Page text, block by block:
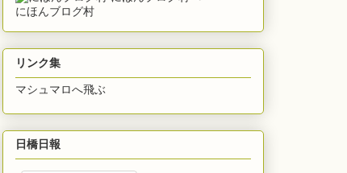
にほんブログ村
リンク集
マシュマロへ飛ぶ
日橋日報